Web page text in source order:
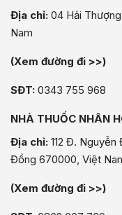
Địa chỉ: 04 Hải
Nam
(Xem đường đi >>)
SĐT: 0343 755 968
NHÀ THUỐC NHÂN
Địa chỉ: 112 Đ.
Đồng 670000, Việt
(Xem đường đi >>)